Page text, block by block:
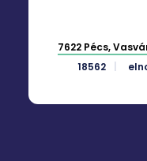
7622 Pécs,
18562